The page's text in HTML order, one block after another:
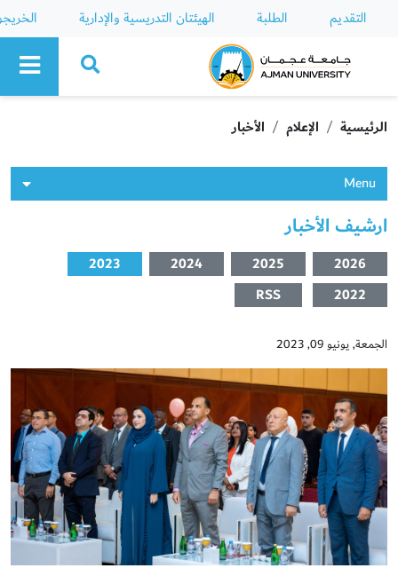
التقديم الطلبة الهيئتان التدريسية والإدارية
Ajman University
الرئيسية الإعلام الأخبار
Menu
ارشيف الأخبار
2026
2025
2024
2023
2022
RSS
الجمعة, يونيو 09, 2023